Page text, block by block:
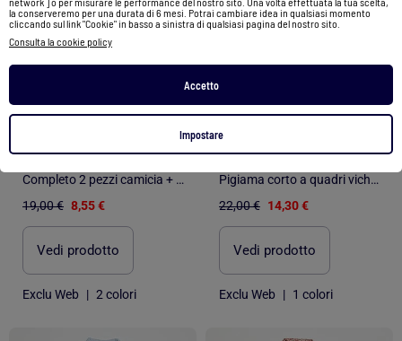
la conserveremo per una durata di 6 mesi. Potrai cambiare idea in qualsiasi momento
cliccando sul link "Cookie" in basso a sinistra di qualsiasi pagina del nostro sito.
Consulta la cookie policy
Accetto
Impostare
Completo 2 pezzi camicia + pantaloni
19,00 € 8,55 €
Vedi prodotto
Exclu Web | 2 colori
Pigiama corto a quadri vichy 2 pezzi
22,00 € 14,30 €
Vedi prodotto
Exclu Web | 1 colori